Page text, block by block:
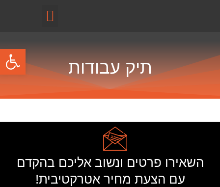
תיק עבודות
השאירו פרטים ונשוב אליכם בהקדם
עם הצעת מחיר אטרקטיבית!